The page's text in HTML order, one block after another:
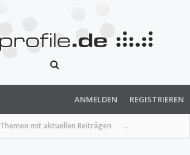
Themen mit aktuellen Beiträgen ...
ANMELDEN REGISTRIEREN